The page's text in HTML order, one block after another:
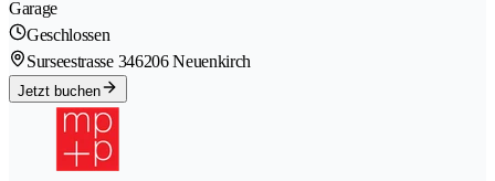
Garage
Geschlossen
Surseestrasse 346206 Neuenkirch
Jetzt buchen